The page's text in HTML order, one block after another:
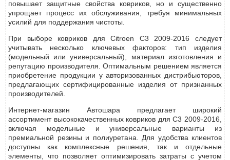
повышает защитные свойства ковриков, но и существенно
упрощает процесс их обслуживания, требуя минимальных
усилий для поддержания чистоты.
При выборе ковриков для Citroen C3 2009-2016 следует
учитывать несколько ключевых факторов: тип изделия
(модельный или универсальный), материал изготовления и
репутацию производителя. Оптимальным решением является
приобретение продукции у авторизованных дистрибьюторов,
предлагающих сертифицированные изделия от признанных
производителей.
Интернет-магазин Автошара предлагает широкий
ассортимент высококачественных ковриков для C3 2009-2016,
включая модельные и универсальные варианты из
премиальной резины и полиуретана. Для удобства клиентов
доступны как комплексные решения, так и отдельные
элементы, что позволяет оптимизировать затраты с учетом